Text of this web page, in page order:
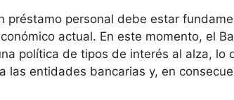
préstamo personal debe estar
actual. En este momento, el
política de tipos de interés al alza, lo
las entidades bancarias y, en